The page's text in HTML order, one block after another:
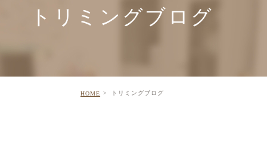
トリミングブログ
HOME トリミングブログ